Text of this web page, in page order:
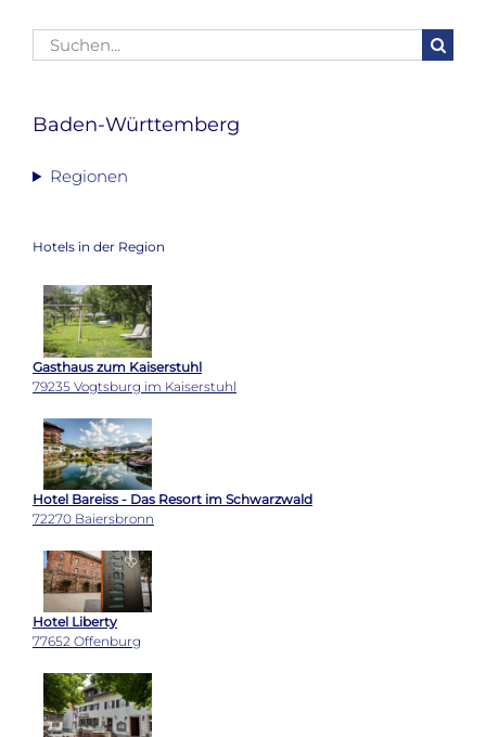
Suche
nach:
Baden-Württemberg
Regionen
Hotels in der Region
Gasthaus zum Kaiserstuhl
79235 Vogtsburg im Kaiserstuhl
Hotel Bareiss - Das Resort im Schwarzwald
72270 Baiersbronn
Hotel Liberty
77652 Offenburg